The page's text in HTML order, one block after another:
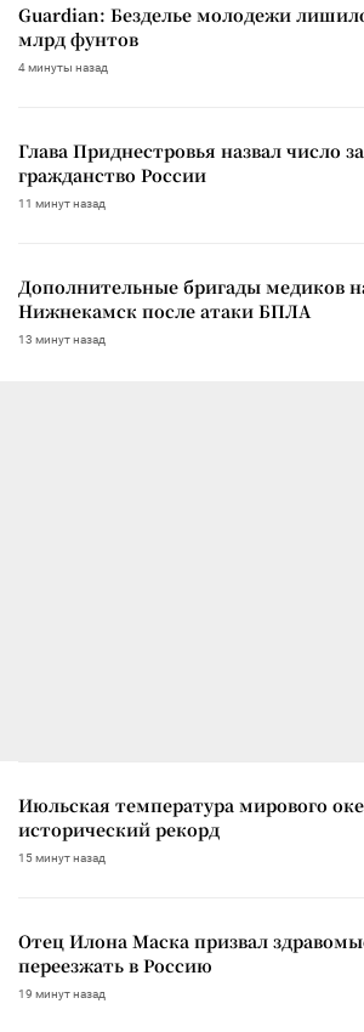
Guardian: Безделье молодежи
млрд фунтов
4 минуты назад
Глава Приднестровья назвал число
гражданство России
11 минут назад
Дополнительные бригады медиков
Нижнекамск после атаки БПЛА
13 минут назад
Июльская температура мирового
исторический рекорд
15 минут назад
Отец Илона Маска призвал
переезжать в Россию
19 минут назад